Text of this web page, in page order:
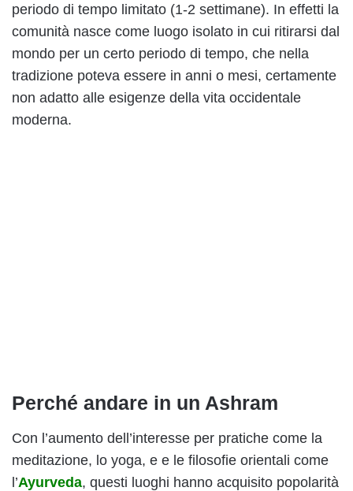
periodo di tempo limitato (1-2 settimane). In effetti la
comunità nasce come luogo isolato in cui ritirarsi dal
mondo per un certo periodo di tempo, che nella
tradizione poteva essere in anni o mesi, certamente
non adatto alle esigenze della vita occidentale
moderna.
Perché andare in un Ashram
Con l’aumento dell’interesse per pratiche come la
meditazione, lo yoga, e e le filosofie orientali come
l’Ayurveda, questi luoghi hanno acquisito popolarità